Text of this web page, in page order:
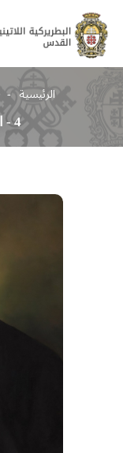
الرئيسية
4 - البطريرك فيليبو كماساي